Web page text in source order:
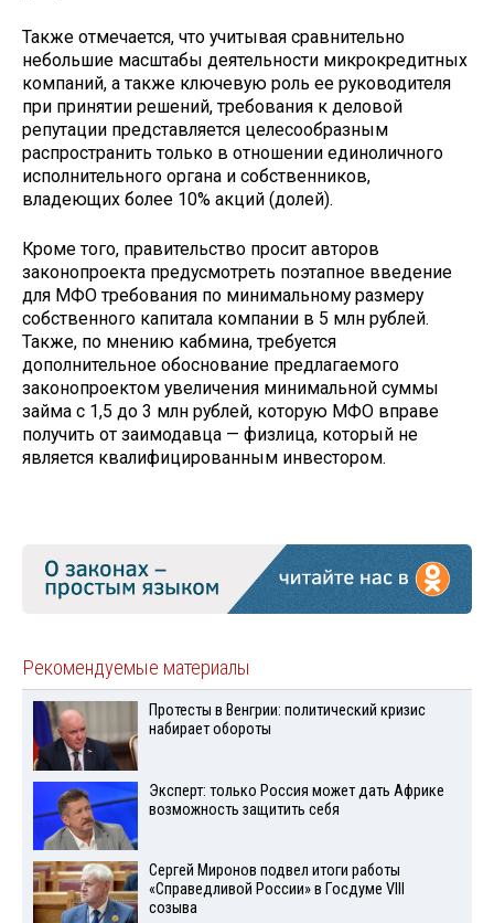
Также отмечается, что учитывая сравнительно
небольшие масштабы деятельности микрокредитных
компаний, а также ключевую роль ее руководителя
при принятии решений, требования к деловой
репутации представляется целесообразным
распространить только в отношении единоличного
исполнительного органа и собственников,
владеющих более 10% акций (долей).
Кроме того, правительство просит авторов
законопроекта предусмотреть поэтапное введение
для МФО требования по минимальному размеру
собственного капитала компании в 5 млн рублей.
Также, по мнению кабмина, требуется
дополнительное обоснование предлагаемого
законопроектом увеличения минимальной суммы
займа с 1,5 до 3 млн рублей, которую МФО вправе
получить от заимодавца — физлица, который не
является квалифицированным инвестором.
Рекомендуемые материалы
Протесты в Венгрии: политический кризис
набирает обороты
Эксперт: только Россия может дать Африке
возможность защитить себя
Сергей Миронов подвел итоги работы
«Справедливой России» в Госдуме VIII
созыва